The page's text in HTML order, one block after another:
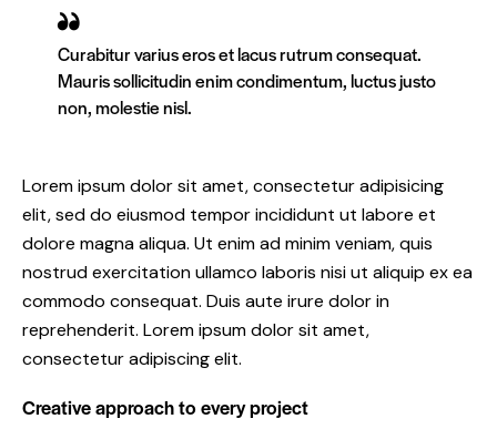
Curabitur varius eros et lacus rutrum consequat.
Mauris sollicitudin enim condimentum, luctus justo
non, molestie nisl.
Lorem ipsum dolor sit amet, consectetur adipisicing
elit, sed do eiusmod tempor incididunt ut labore et
dolore magna aliqua. Ut enim ad minim veniam, quis
nostrud exercitation ullamco laboris nisi ut aliquip ex ea
commodo consequat. Duis aute irure dolor in
reprehenderit. Lorem ipsum dolor sit amet,
consectetur adipiscing elit.
Creative approach to every project